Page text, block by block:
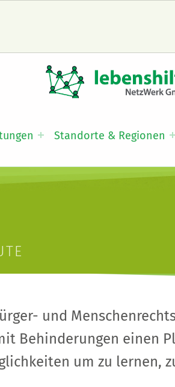
Standorte & Regionen
und
Behinderungen einen
um zu lernen,